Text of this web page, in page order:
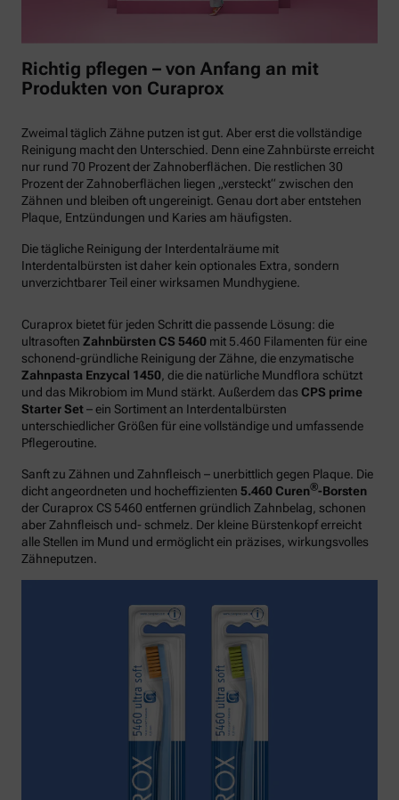
Richtig pflegen – von Anfang an mit
Produkten von Curaprox
Zweimal täglich Zähne putzen ist gut. Aber erst die vollständige
Reinigung macht den Unterschied. Denn eine Zahnbürste erreicht
nur rund 70 Prozent der Zahnoberflächen. Die restlichen 30
Prozent der Zahnoberflächen liegen „versteckt“ zwischen den
Zähnen und bleiben oft ungereinigt. Genau dort aber entstehen
Plaque, Entzündungen und Karies am häufigsten.
Die tägliche Reinigung der Interdentalräume mit
Interdentalbürsten ist daher kein optionales Extra, sondern
unverzichtbarer Teil einer wirksamen Mundhygiene.
Curaprox bietet für jeden Schritt die passende Lösung: die
ultrasoften Zahnbürsten CS 5460 mit 5.460 Filamenten für eine
schonend-gründliche Reinigung der Zähne, die enzymatische
Zahnpasta Enzycal 1450, die die natürliche Mundflora schützt
und das Mikrobiom im Mund stärkt. Außerdem das CPS prime
Starter Set– ein Sortiment an Interdentalbürsten
unterschiedlicher Größen für eine vollständige und umfassende
Pflegeroutine.
Sanft zu Zähnen und Zahnfleisch – unerbittlich gegen Plaque. Die
dicht angeordneten und hocheffizienten 5.460 Curen®-Borsten
der Curaprox CS 5460 entfernen gründlich Zahnbelag, schonen
aber Zahnfleisch und- schmelz. Der kleine Bürstenkopf erreicht
alle Stellen im Mund und ermöglicht ein präzises, wirkungsvolles
Zähneputzen.